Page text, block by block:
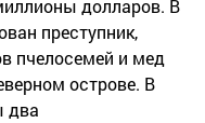
долларов. В
преступник,
пчелосемей и мед
острове. В
два